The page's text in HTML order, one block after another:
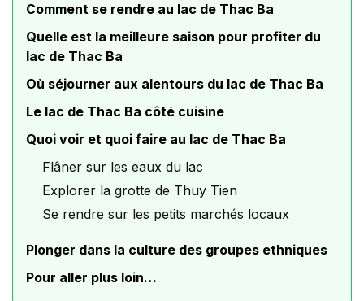
Comment se rendre au lac de Thac Ba
Quelle est la meilleure saison pour profiter du
lac de Thac Ba
Où séjourner aux alentours du lac de Thac Ba
Le lac de Thac Ba côté cuisine
Quoi voir et quoi faire au lac de Thac Ba
Flâner sur les eaux du lac
Explorer la grotte de Thuy Tien
Se rendre sur les petits marchés locaux
Plonger dans la culture des groupes ethniques
Pour aller plus loin…